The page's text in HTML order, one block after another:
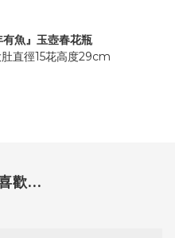
魚』玉壺春花瓶
肚直徑15花高度29cm
歡...